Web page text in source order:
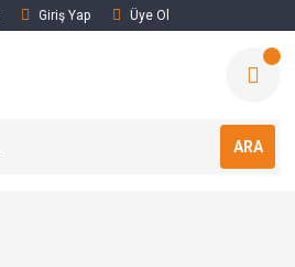
Giriş Yap Üye Ol
ARA